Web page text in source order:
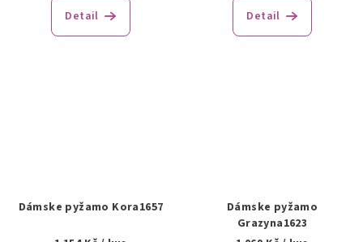
Detail Detail
Dámske pyžamo Kora1657
Dámske pyžamo
Grazyna1623